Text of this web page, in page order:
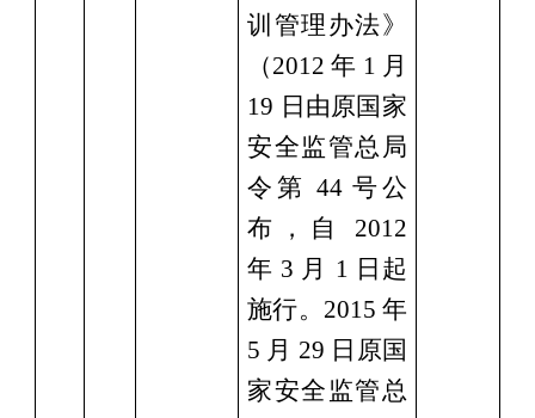
训管理办法》
（2012 年 1 月
19 日由原国家
安全监管总局
令第 44 号公
布，自 2012
年 3 月 1 日起
施行。2015 年
5 月 29 日原国
家安全监管总